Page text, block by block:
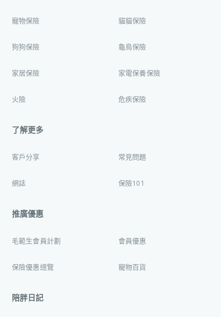
寵物保險 貓貓保險
狗狗保險 龜鳥保險
家居保險 家電保養保險
火險 危疾保險
了解更多
客戶分享 常見問題
網誌 保險101
推廣優惠
毛範生會員計劃 會員優惠
保險優惠總覽 寵物百貨
陪胖日記